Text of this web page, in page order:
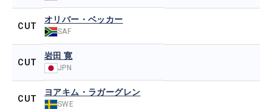
CUT
オリバー・ベッカー
SAF
CUT
岩田 寛
JPN
CUT
ヨアキム・ラガーグレン
SWE